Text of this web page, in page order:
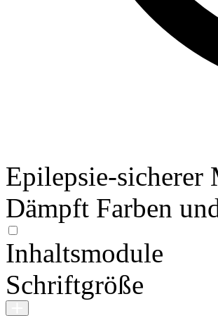
Epilepsie-sicherer
Dämpft Farben
Inhaltsmodule
Schriftgröße